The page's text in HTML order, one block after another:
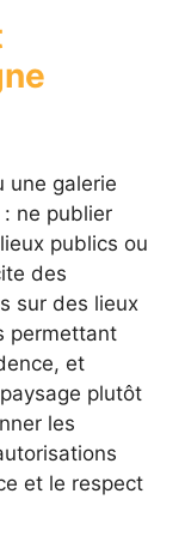
une galerie
: ne publier
publics ou
des
sur des lieux
permettant
et
plutôt
les
et le respect